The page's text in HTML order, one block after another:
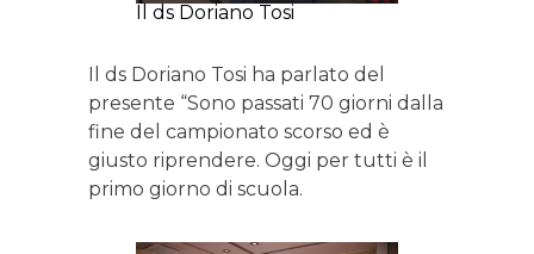
Il ds Doriano Tosi
Il ds Doriano Tosi ha parlato del
presente “Sono passati 70 giorni dalla
fine del campionato scorso ed è
giusto riprendere. Oggi per tutti è il
primo giorno di scuola.